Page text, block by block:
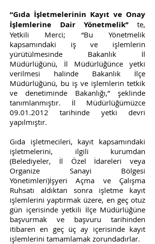
“Gıda İşletmelerinin Kayıt ve Onay
İşlemlerine Dair Yönetmelik’’ te,
Yetkili Merci; “Bu Yönetmelik
kapsamındaki iş ve işlemlerin
yürütülmesinde Bakanlık İl
Müdürlüğünü, İl Müdürlüğünce yetki
verilmesi halinde Bakanlık İlçe
Müdürlüğünü, bu iş ve işlemlerin tetkik
ve denetiminde Bakanlığı,” şeklinde
tanımlanmıştır. İl Müdürlüğümüzce
09.01.2012 tarihinde yetki devri
yapılmıştır.
Gıda işletmecileri, kayıt kapsamındaki
işletmelerini, ilgili kurumdan
(Belediyeler, İl Özel İdareleri veya
Organize Sanayi Bölgesi
Yönetimleri)İşyeri Açma ve Çalışma
Ruhsatı aldıktan sonra işletme kayıt
işlemlerini yaptırmak üzere, en geç otuz
gün içerisinde yetkili İlçe Müdürlüğüne
başvurmak ve başvuru tarihinden
itibaren en geç üç ay içerisinde kayıt
işlemlerini tamamlamak zorundadırlar.